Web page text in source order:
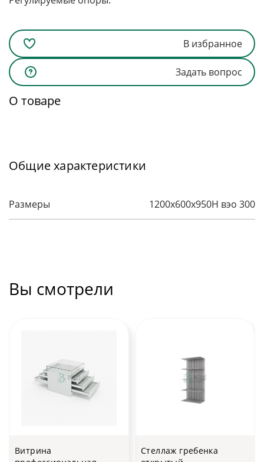
В избранное
Задать вопрос
О товаре
Общие характеристики
Размеры 1200x600x950H вэо 300
Вы смотрели
Витрина
Стеллаж гребенка